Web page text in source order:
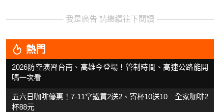
我是廣告 請繼續往下閱讀
熱門
2026防空演習台南、高雄今登場！管制時間、高速公路能開
嗎一次看
五六日咖啡優惠！7-11拿鐵買2送2、寄杯10送10 全家咖啡2
杯88元